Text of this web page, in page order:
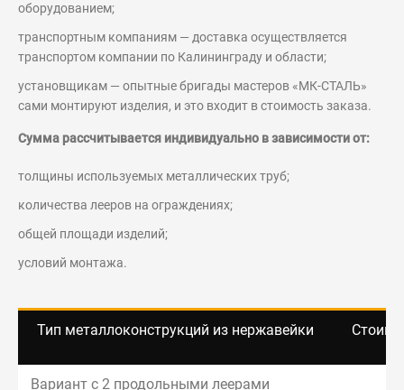
оборудованием;
транспортным компаниям — доставка осуществляется
транспортом компании по Калининграду и области;
установщикам — опытные бригады мастеров «МК-СТАЛЬ»
сами монтируют изделия, и это входит в стоимость заказа.
Сумма рассчитывается индивидуально в зависимости от:
толщины используемых металлических труб;
количества лееров на ограждениях;
общей площади изделий;
условий монтажа.
Тип металлоконструкций из нержавейки
Вариант с 2 продольными леерами